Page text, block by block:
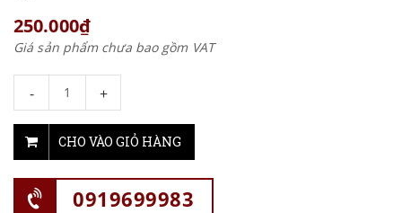
250.000₫
Giá sản phẩm chưa bao gồm VAT
- +
CHO VÀO GIỎ HÀNG
0919699983